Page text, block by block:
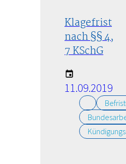
Klagefrist
nach §§ 4,
7 KSchG
11.09.2019